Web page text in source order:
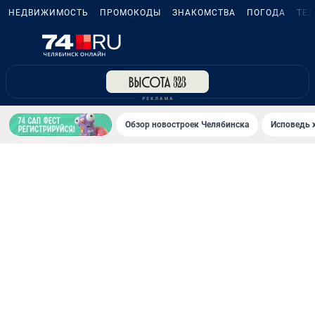
НЕДВИЖИМОСТЬ ПРОМОКОДЫ ЗНАКОМСТВА ПОГОДА
Обзор новостроек Челябинска Исповедь